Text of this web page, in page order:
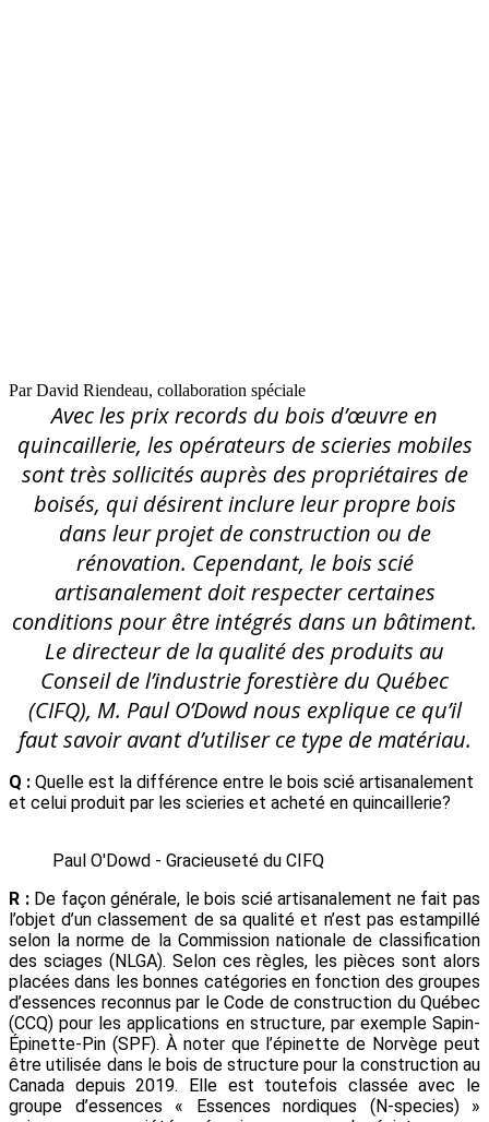
Par David Riendeau, collaboration spéciale
Avec les prix records du bois d’œuvre en
quincaillerie, les opérateurs de scieries mobiles
sont très sollicités auprès des propriétaires de
boisés, qui désirent inclure leur propre bois
dans leur projet de construction ou de
rénovation. Cependant, le bois scié
artisanalement doit respecter certaines
conditions pour être intégrés dans un bâtiment.
Le directeur de la qualité des produits au
Conseil de l’industrie forestière du Québec
(CIFQ), M. Paul O’Dowd nous explique ce qu’il
faut savoir avant d’utiliser ce type de matériau.
Q : Quelle est la différence entre le bois scié artisanalement
et celui produit par les scieries et acheté en quincaillerie?
Paul O'Dowd - Gracieuseté du CIFQ
R :De façon générale, le bois scié artisanalement ne fait pas
l’objet d’un classement de sa qualité et n’est pas estampillé
selon la norme de la Commission nationale de classification
des sciages (NLGA). Selon ces règles, les pièces sont alors
placées dans les bonnes catégories en fonction des groupes
d’essences reconnus par le Code de construction du Québec
(CCQ) pour les applications en structure, par exemple Sapin-
Épinette-Pin (SPF). À noter que l’épinette de Norvège peut
être utilisée dans le bois de structure pour la construction au
Canada depuis 2019. Elle est toutefois classée avec le
groupe d’essences « Essences nordiques (N-species) »